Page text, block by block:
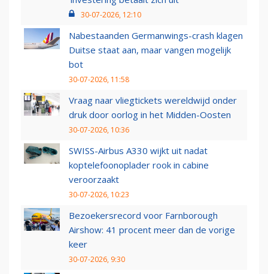
30-07-2026, 12:10
Nabestaanden Germanwings-crash klagen
Duitse staat aan, maar vangen mogelijk
bot
30-07-2026, 11:58
Vraag naar vliegtickets wereldwijd onder
druk door oorlog in het Midden-Oosten
30-07-2026, 10:36
SWISS-Airbus A330 wijkt uit nadat
koptelefoonoplader rook in cabine
veroorzaakt
30-07-2026, 10:23
Bezoekersrecord voor Farnborough
Airshow: 41 procent meer dan de vorige
keer
30-07-2026, 9:30